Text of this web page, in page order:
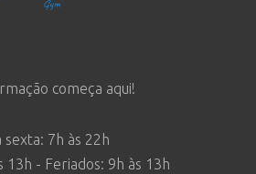
começa aqui!
sexta: 7h às 22h
13h - Feriados: 9h às 13h